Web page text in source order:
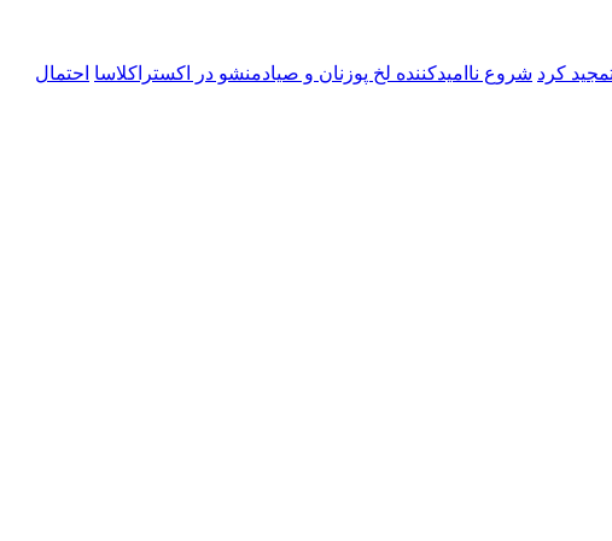
کرد شروع ناامیدکننده لخ پوزنان و صیادمنشو در اکستراکلاسا احتمال